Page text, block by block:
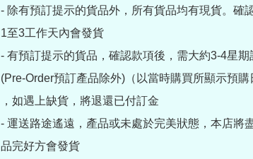
- 除有預訂提示的貨品外，所有貨品均有現貨。確
1至3工作天內會發貨
- 有預訂提示的貨品，確認款項後，需大約3-4星期
(Pre-Order預訂產品除外)（以當時購買所顯示預購
，如遇上缺貨，將退還已付訂金
- 運送路途遙遠，產品或未處於完美狀態，本店將
品完好方會發貨